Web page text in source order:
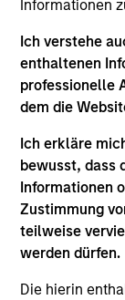
Informationen
Ich verstehe
enthaltenen
professionelle
dem die
Ich erkläre
bewusst, dass
Informationen
Zustimmung
teilweise
werden dürfen.
Die hierin
both public
Calvert in
Segal
public pension
served as
Asset
Prisma)
funds, and a
private family
earned a B.S.
School of